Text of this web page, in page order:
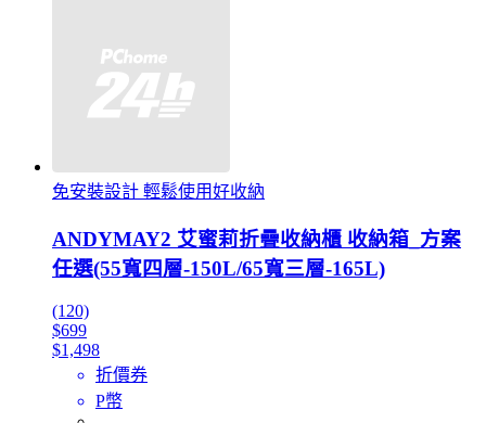
免安裝設計 輕鬆使用好收納
ANDYMAY2 艾蜜莉折疊收納櫃 收納箱_方案
任選(55寬四層-150L/65寬三層-165L)
(120)
$699
$1,498
折價券
P幣